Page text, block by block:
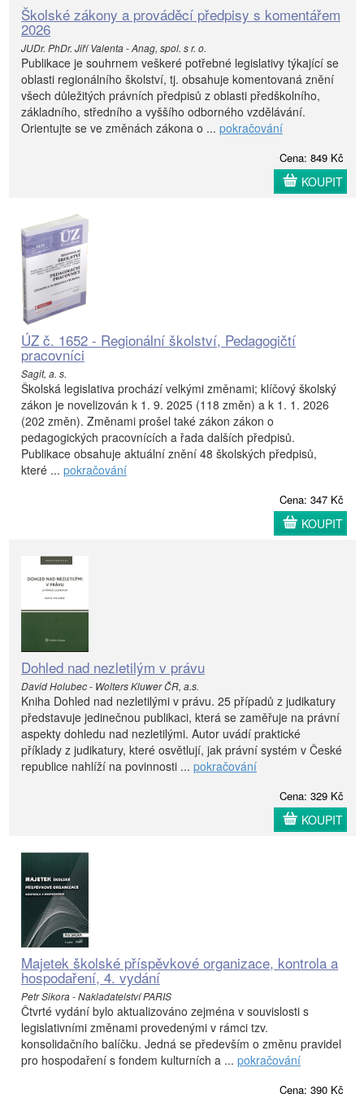
Školské zákony a prováděcí předpisy s komentářem
2026
JUDr. PhDr. Jiří Valenta - Anag, spol. s r. o.
Publikace je souhrnem veškeré potřebné legislativy týkající se
oblasti regionálního školství, tj. obsahuje komentovaná znění
všech důležitých právních předpisů z oblasti předškolního,
základního, středního a vyššího odborného vzdělávání.
Orientujte se ve změnách zákona o ... pokračování
Cena: 849 Kč
KOUPIT
ÚZ č. 1652 - Regionální školství, Pedagogičtí
pracovníci
Sagit, a. s.
Školská legislativa prochází velkými změnami; klíčový školský
zákon je novelizován k 1. 9. 2025 (118 změn) a k 1. 1. 2026
(202 změn). Změnami prošel také zákon zákon o
pedagogických pracovnících a řada dalších předpisů.
Publikace obsahuje aktuální znění 48 školských předpisů,
které ... pokračování
Cena: 347 Kč
KOUPIT
Dohled nad nezletilým v právu
David Holubec - Wolters Kluwer ČR, a.s.
Kniha Dohled nad nezletilými v právu. 25 případů z judikatury
představuje jedinečnou publikaci, která se zaměřuje na právní
aspekty dohledu nad nezletilými. Autor uvádí praktické
příklady z judikatury, které osvětlují, jak právní systém v České
republice nahlíží na povinnosti ... pokračování
Cena: 329 Kč
KOUPIT
Majetek školské příspěvkové organizace, kontrola a
hospodaření, 4. vydání
Petr Sikora - Nakladatelství PARIS
Čtvrté vydání bylo aktualizováno zejména v souvislosti s
legislativními změnami provedenými v rámci tzv.
konsolidačního balíčku. Jedná se především o změnu pravidel
pro hospodaření s fondem kulturních a ... pokračování
Cena: 390 Kč